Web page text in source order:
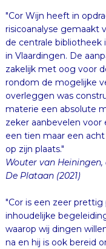
"Cor Wijn heeft in
risicoanalyse gemaakt
de centrale bibliotheek
in Vlaardingen. De
zakelijk met oog voor
rondom de mogelijke
overleggen was
materie een absolute
zeker aanbevelen
een tien maar een
op zijn plaats."
Woutervan Heiningen,
De Plataan (2021)
"Cor is een zeer prettig
inhoudelijke
waarop wij dingen
na en hij is ook bereid